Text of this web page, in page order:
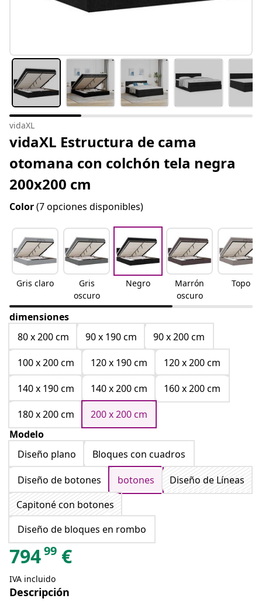
vidaXL
vidaXL Estructura de cama
otomana con colchón tela negra
200x200 cm
Color(7 opciones disponibles)
Gris claro
Gris
oscuro
Negro
Marrón
oscuro
Topo
dimensiones
80 x 200 cm
90 x 190 cm
90 x 200 cm
100 x 200 cm
120 x 190 cm
120 x 200 cm
140 x 190 cm
140 x 200 cm
160 x 200 cm
180 x 200 cm
200 x 200 cm
Modelo
Diseño plano
Bloques con cuadros
Diseño de botones
botones
Diseño de Líneas
Capitoné con botones
Diseño de bloques en rombo
79499 €
IVA incluido
Descripción